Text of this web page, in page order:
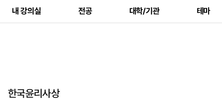
내 강의실 전공 대학/기관 테마
한국윤리사상